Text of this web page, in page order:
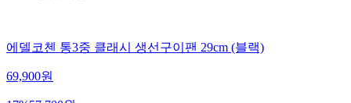
에델코첸 통3중 클래시 생선구이팬 29cm (블랙)
69,900원